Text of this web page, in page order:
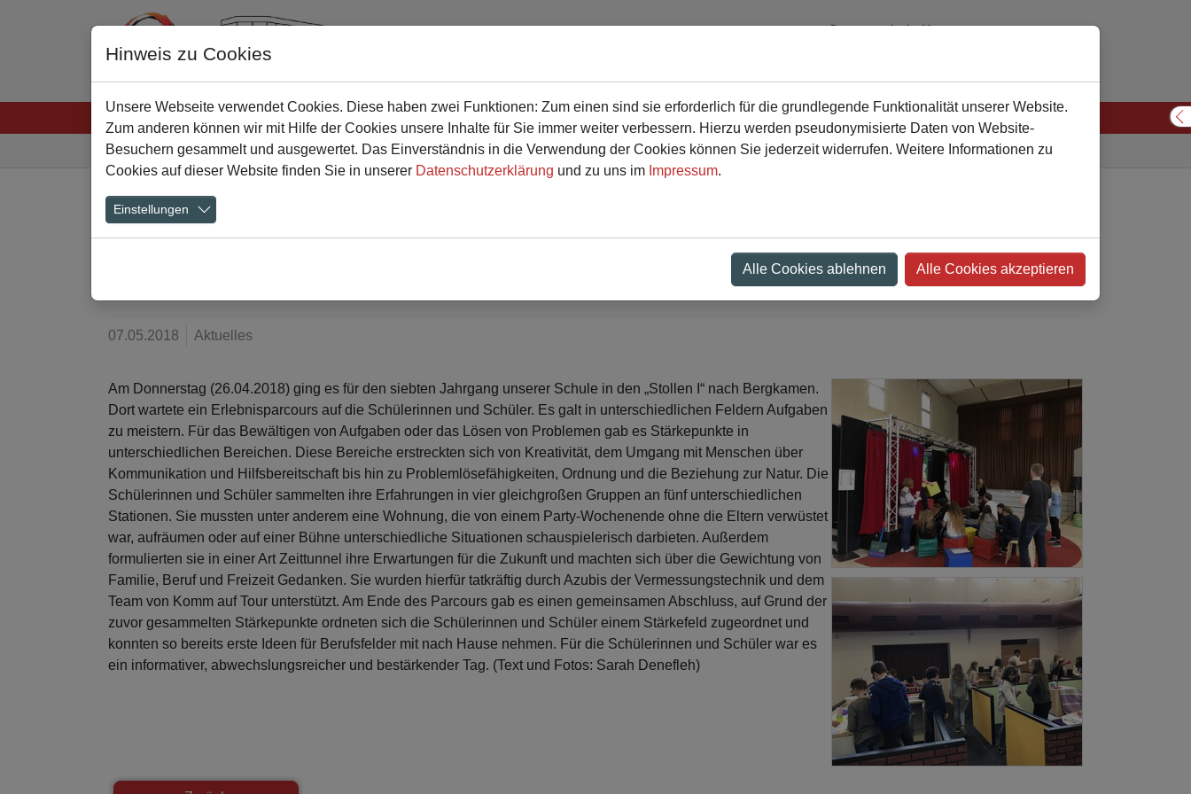
Zum Hauptinhalt springen
Gesamtschule Kamen
Sie sind hier: Gesamtschule Nachricht
„Komm auf Tour“ – Unsere Siebener erkundeten ihre
07.05.2018 Aktuelles
Am Donnerstag (26.04.2018) ging es für den siebten Jahrgang unserer Schule in den „Stollen I“ nach Bergkamen.
Dort wartete ein Erlebnisparcours auf die Schülerinnen und Schüler. Es galt in unterschiedlichen Feldern Aufgaben
zu meistern. Für das Bewältigen von Aufgaben oder das Lösen von Problemen gab es Stärkepunkte in
unterschiedlichen Bereichen. Diese Bereiche erstreckten sich von Kreativität, dem Umgang mit Menschen über
Kommunikation und Hilfsbereitschaft bis hin zu Problemlösefähigkeiten, Ordnung und die Beziehung zur Natur. Die
Schülerinnen und Schüler sammelten ihre Erfahrungen in vier gleichgroßen Gruppen an fünf unterschiedlichen
Stationen. Sie mussten unter anderem eine Wohnung, die von einem Party-Wochenende ohne die Eltern verwüstet
war, aufräumen oder auf einer Bühne unterschiedliche Situationen schauspielerisch darbieten. Außerdem
formulierten sie in einer Art Zeittunnel ihre Erwartungen für die Zukunft und machten sich über die Gewichtung von
Familie, Beruf und Freizeit Gedanken. Sie wurden hierfür tatkräftig durch Azubis der Vermessungstechnik und dem
Team von Komm auf Tour unterstützt. Am Ende des Parcours gab es einen gemeinsamen Abschluss, auf Grund der
zuvor gesammelten Stärkepunkte ordneten sich die Schülerinnen und Schüler einem Stärkefeld zugeordnet und
konnten so bereits erste Ideen für Berufsfelder mit nach Hause nehmen. Für die Schülerinnen und Schüler war es
ein informativer, abwechslungsreicher und bestärkender Tag. (Text und Fotos: Sarah Denefleh)
Hinweis zu Cookies
Unsere Webseite verwendet Cookies. Diese haben zwei Funktionen: Zum einen sind sie erforderlich für die grundlegende Funktionalität unserer Website.
Zum anderen können wir mit Hilfe der Cookies unsere Inhalte für Sie immer weiter verbessern. Hierzu werden pseudonymisierte Daten von Website-
Besuchern gesammelt und ausgewertet. Das Einverständnis in die Verwendung der Cookies können Sie jederzeit widerrufen. Weitere Informationen zu
Cookies auf dieser Website finden Sie in unserer Datenschutzerklärung und zu uns im Impressum.
Einstellungen
Alle Cookies ablehnen Alle Cookies akzeptieren